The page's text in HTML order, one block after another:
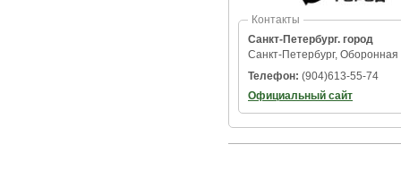
Контакты
Санкт-Петербург. город
Санкт-Петербург, Оборонная
Телефон: (904)613-55-74
Официальный сайт